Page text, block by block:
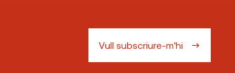
Vull subscriure-m'hi